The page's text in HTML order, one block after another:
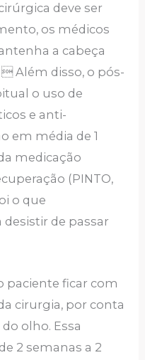
deve ser
os médicos
a cabeça
Além disso, o pós-
o uso de
e anti-
em média de 1
medicação
(PINTO,
o que
desistir de passar
paciente ficar com
cirurgia, por conta
olho. Essa
2 semanas a 2